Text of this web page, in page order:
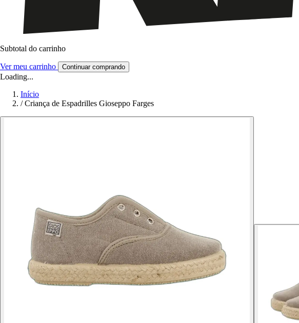
Subtotal do carrinho
Ver meu carrinho Continuar comprando
Loading...
Início
/ Criança de Espadrilles Gioseppo Farges